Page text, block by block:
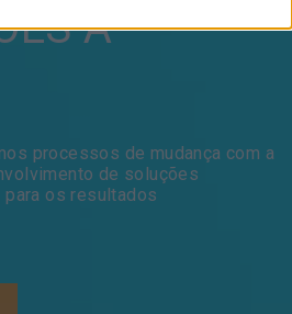
À
processos de mudança com a
de soluções
para os resultados